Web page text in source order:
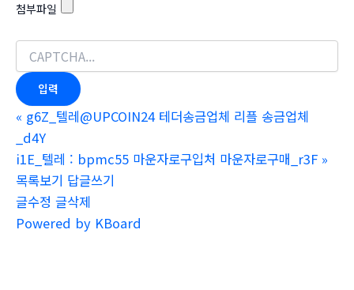
첨부파일
« g6Z_텔레@UPCOIN24 테더송금업체 리플 송금업체
_d4Y
i1E_텔레 : bpmc55 마운자로구입처 마운자로구매_r3F »
목록보기 답글쓰기
글수정 글삭제
Powered by KBoard